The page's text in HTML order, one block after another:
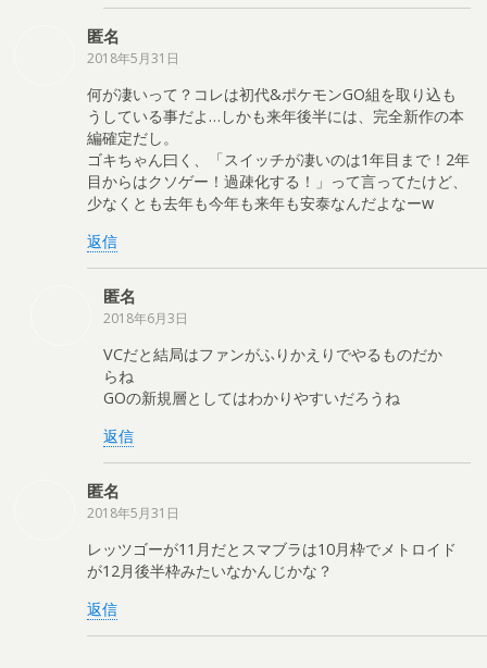
匿名
2018年5月31日
何が凄いって？コレは初代&ポケモンGO組を取り込も
うしている事だよ…しかも来年後半には、完全新作の本
編確定だし。
ゴキちゃん曰く、「スイッチが凄いのは1年目まで！2年
目からはクソゲー！過疎化する！」って言ってたけど、
少なくとも去年も今年も来年も安泰なんだよなーw
返信
匿名
2018年6月3日
VCだと結局はファンがふりかえりでやるものだか
らね
GOの新規層としてはわかりやすいだろうね
返信
匿名
2018年5月31日
レッツゴーが11月だとスマブラは10月枠でメトロイド
が12月後半枠みたいなかんじかな？
返信